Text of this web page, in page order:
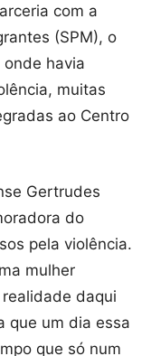
com a
(SPM), o
havia
muitas
ao Centro
Gertrudes
do
pela violência.
mulher
daqui
que um dia essa
que só num